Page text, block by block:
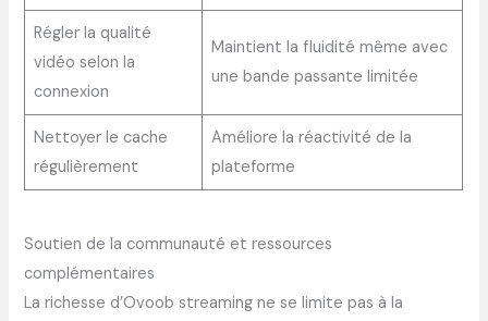
Régler la qualité
vidéo selon la
connexion
Maintient la fluidité même avec
une bande passante limitée
Nettoyer le cache
régulièrement
Améliore la réactivité de la
plateforme
Soutien de la communauté et ressources
complémentaires
La richesse d’Ovoob streaming ne se limite pas à la